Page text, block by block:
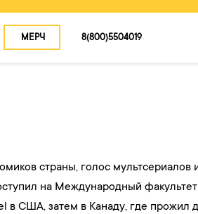
МЕРЧ 8(800)5504019
МЕРЧ
страны, голос мультсериалов
на Международный
в США, затем в Канаду, где прожил